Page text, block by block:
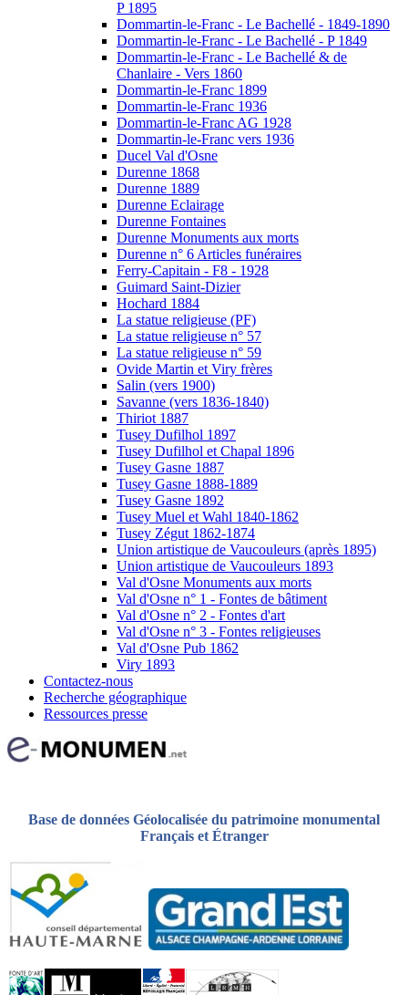
P 1895
Dommartin-le-Franc - Le Bachellé - 1849-1890
Dommartin-le-Franc - Le Bachellé - P 1849
Dommartin-le-Franc - Le Bachellé & de
Chanlaire - Vers 1860
Dommartin-le-Franc 1899
Dommartin-le-Franc 1936
Dommartin-le-Franc AG 1928
Dommartin-le-Franc vers 1936
Ducel Val d'Osne
Durenne 1868
Durenne 1889
Durenne Eclairage
Durenne Fontaines
Durenne Monuments aux morts
Durenne n° 6 Articles funéraires
Ferry-Capitain - F8 - 1928
Guimard Saint-Dizier
Hochard 1884
La statue religieuse (PF)
La statue religieuse n° 57
La statue religieuse n° 59
Ovide Martin et Viry frères
Salin (vers 1900)
Savanne (vers 1836-1840)
Thiriot 1887
Tusey Dufilhol 1897
Tusey Dufilhol et Chapal 1896
Tusey Gasne 1887
Tusey Gasne 1888-1889
Tusey Gasne 1892
Tusey Muel et Wahl 1840-1862
Tusey Zégut 1862-1874
Union artistique de Vaucouleurs (après 1895)
Union artistique de Vaucouleurs 1893
Val d'Osne Monuments aux morts
Val d'Osne n° 1 - Fontes de bâtiment
Val d'Osne n° 2 - Fontes d'art
Val d'Osne n° 3 - Fontes religieuses
Val d'Osne Pub 1862
Viry 1893
Contactez-nous
Recherche géographique
Ressources presse
Base de données Géolocalisée du patrimoine monumental
Français et Étranger